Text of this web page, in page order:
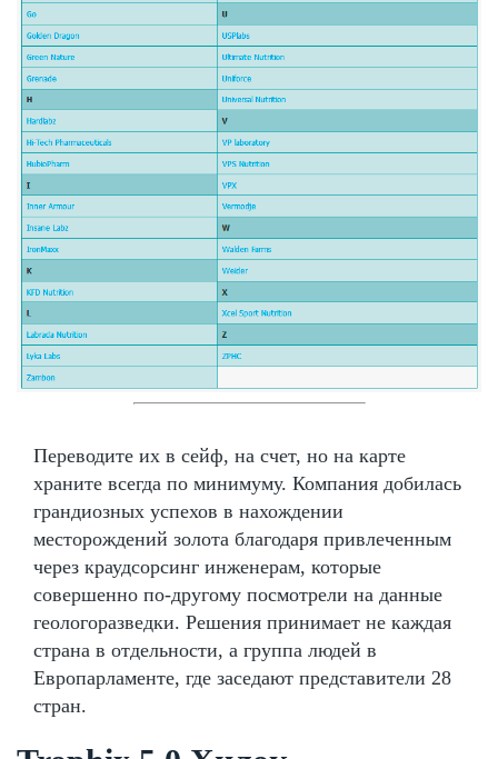
Переводите их в сейф, на счет, но на карте
храните всегда по минимуму. Компания добилась
грандиозных успехов в нахождении
месторождений золота благодаря привлеченным
через краудсорсинг инженерам, которые
совершенно по-другому посмотрели на данные
геологоразведки. Решения принимает не каждая
страна в отдельности, а группа людей в
Европарламенте, где заседают представители 28
стран.